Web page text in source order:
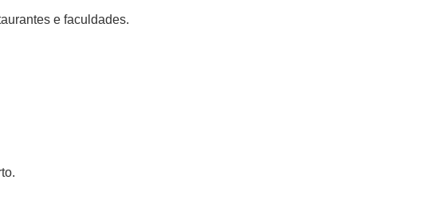
e faculdades.